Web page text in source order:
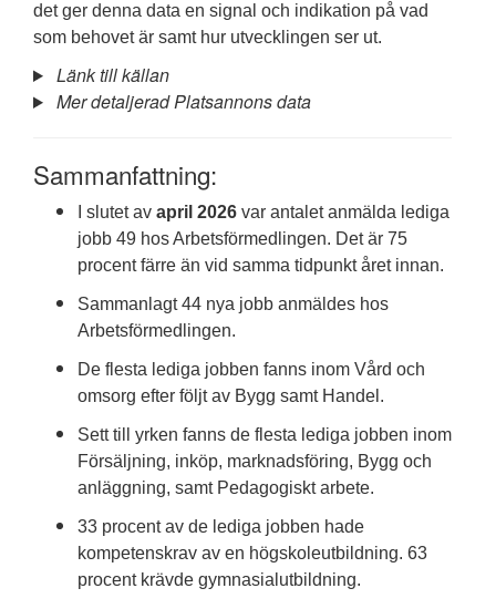
det ger denna data en signal och indikation på vad
som behovet är samt hur utvecklingen ser ut.
Länk till källan
Mer detaljerad Platsannons data
Sammanfattning:
I slutet av april 2026 var antalet anmälda lediga
jobb 49 hos Arbetsförmedlingen. Det är 75
procent färre än vid samma tidpunkt året innan.
Sammanlagt 44 nya jobb anmäldes hos
Arbetsförmedlingen.
De flesta lediga jobben fanns inom Vård och
omsorg efter följt av Bygg samt Handel.
Sett till yrken fanns de flesta lediga jobben inom
Försäljning, inköp, marknadsföring, Bygg och
anläggning, samt Pedagogiskt arbete.
33 procent av de lediga jobben hade
kompetenskrav av en högskoleutbildning. 63
procent krävde gymnasialutbildning.